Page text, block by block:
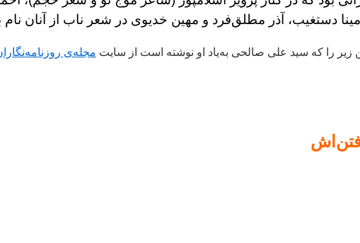
دستغیب، آذر مطلق‌فرد و مهین خدیوی در شعر ناب از آنان
را که سید علی صالحی به‌یاد او نوشته است از سایت مجله‌ی